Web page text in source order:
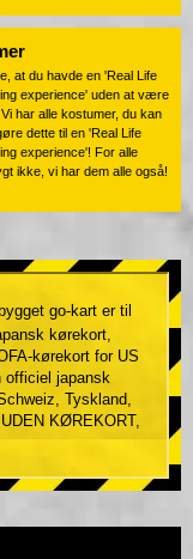
at du havde en 'Real Life
experience' uden at være
har alle kostumer, du kan
dette til en 'Real Life
experience'! For alle
ikke, vi har dem alle også!
go-kart er til
kørekort,
kørekort for US
officiel japansk
Tyskland,
KØREKORT,